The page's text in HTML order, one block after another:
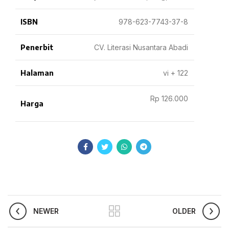
ISBN 978-623-7743-37-8
Penerbit CV. Literasi Nusantara Abadi
Halaman vi + 122
Harga
Rp 126.000
NEWER OLDER